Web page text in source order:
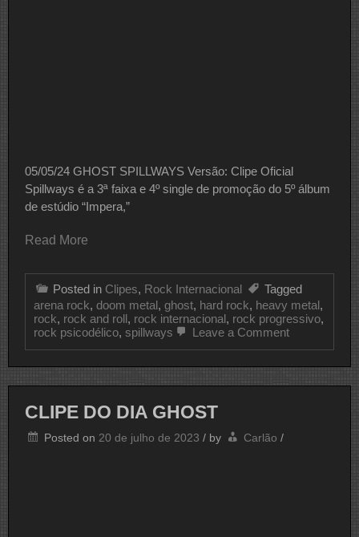
05/05/24 GHOST SPILLWAYS Versão: Clipe Oficial
Spillways é a 3ª faixa e 4º single de promoção do 5º álbum
de estúdio “Impera,”
Read More
Posted in Clipes, Rock Internacional
Tagged
arena rock, doom metal, ghost, hard rock, heavy metal,
rock, rock and roll, rock internacional, rock progressivo,
rock psicodélico, spillways Leave a Commenton
GHOST
CLIPE DO DIA GHOST
Posted on 20 de julho de 2023 / by Carlão /